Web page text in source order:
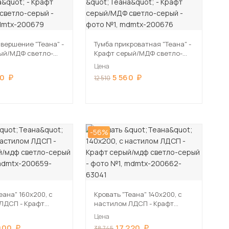
"Теана" -
МДФ светло-
Тумба прикроватная "Теана" -
Крафт серый/МДФ светло-
серый
Цена
12 510 5 560
160х200, с
- Крафт
-56%
Кровать "Теана" 140х200, с
настилом ЛДСП - Крафт
серый/мдф светло-серый
Цена